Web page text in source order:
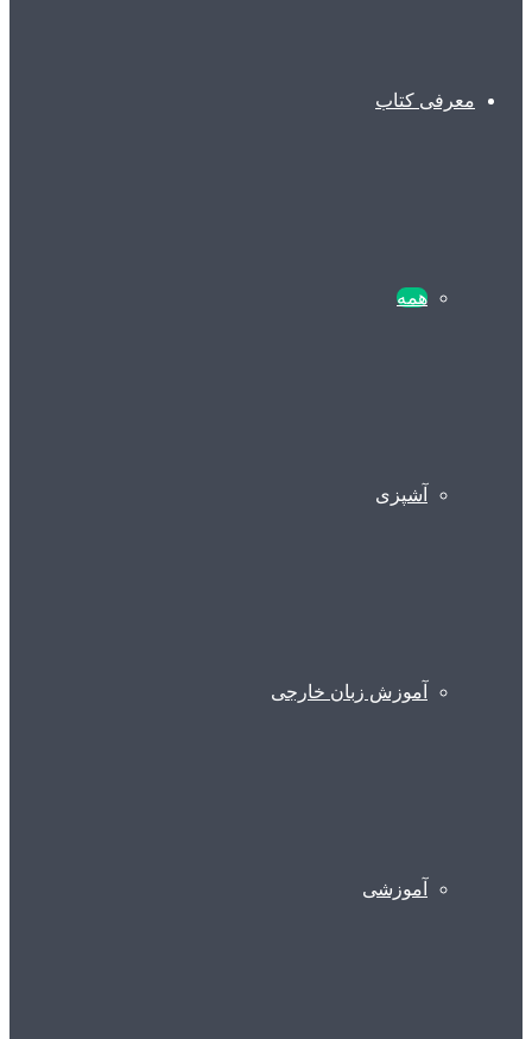
معرفی کتاب
همه
آشپزی
آموزش زبان خارجی
آموزشی